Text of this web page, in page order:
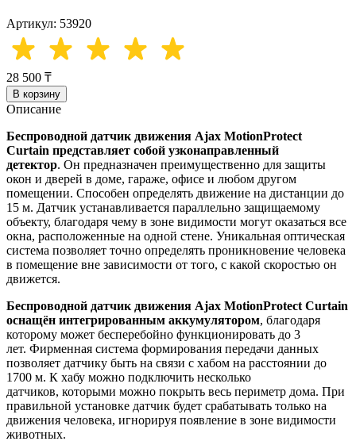
Артикул: 53920
28 500 ₸
В корзину
Описание
Беспроводной датчик движения Ajax MotionProtect
Curtain представляет собой узконаправленный
детектор. Он предназначен преимущественно для защиты
окон и дверей в доме, гараже, офисе и любом другом
помещении. Способен определять движение на дистанции до
15 м. Датчик устанавливается параллельно защищаемому
объекту, благодаря чему в зоне видимости могут оказаться все
окна, расположенные на одной стене. Уникальная оптическая
система позволяет точно определять проникновение человека
в помещение вне зависимости от того, с какой скоростью он
движется.
Беспроводной датчик движения Ajax MotionProtect Curtain
оснащён интегрированным аккумулятором, благодаря
которому может бесперебойно функционировать до 3
лет. Фирменная система формирования передачи данных
позволяет датчику быть на связи с хабом на расстоянии до
1700 м. К хабу можно подключить несколько
датчиков, которыми можно покрыть весь периметр дома. При
правильной установке датчик будет срабатывать только на
движения человека, игнорируя появление в зоне видимости
животных.